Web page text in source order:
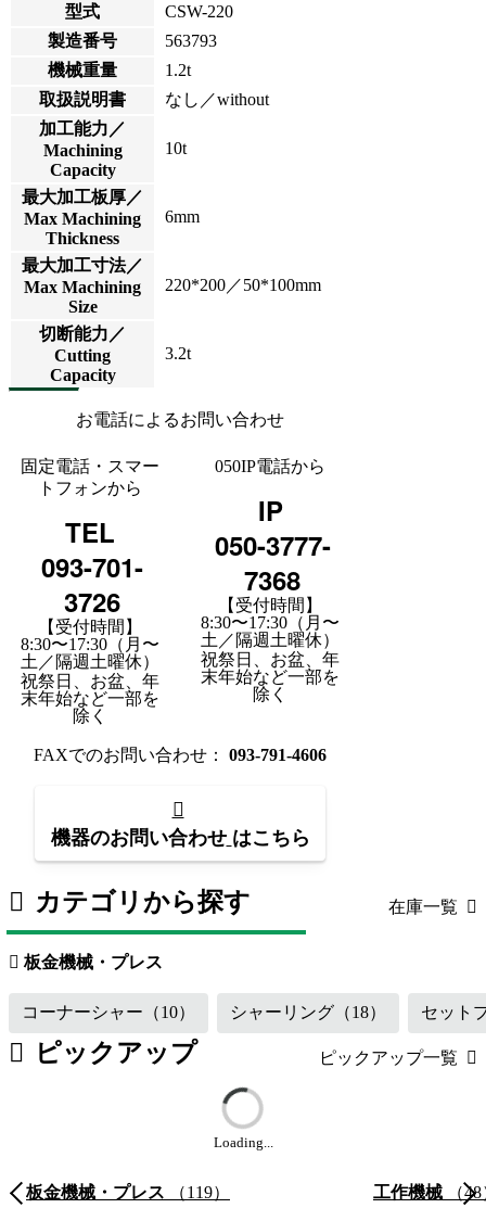
型式
CSW-220
製造番号
563793
機械重量
1.2t
取扱説明書
なし／without
加工能力／
Machining
Capacity
10t
最大加工板厚／
Max Machining
Thickness
6mm
最大加工寸法／
Max Machining
Size
220*200／50*100mm
切断能力／
Cutting
Capacity
3.2t
お電話によるお問い合わせ
固定電話・スマー
トフォンから
TEL
093-701-
3726
【受付時間】
8:30〜17:30（月〜
土／隔週土曜休）
祝祭日、お盆、年
末年始など一部を
除く
050IP電話から
IP
050-3777-
7368
【受付時間】
8:30〜17:30（月〜
土／隔週土曜休）
祝祭日、お盆、年
末年始など一部を
除く
FAXでのお問い合わせ： 093-791-4606
機器のお問い合わせ はこちら
カテゴリから探す 在庫一覧
板金機械・プレス 工作機械
板金機械・プレス
コーナーシャー （10） シャーリング （18） セット
ピックアップ ピックアップ一覧
Loading...
板金機械・プレス （119） 工作機械 （